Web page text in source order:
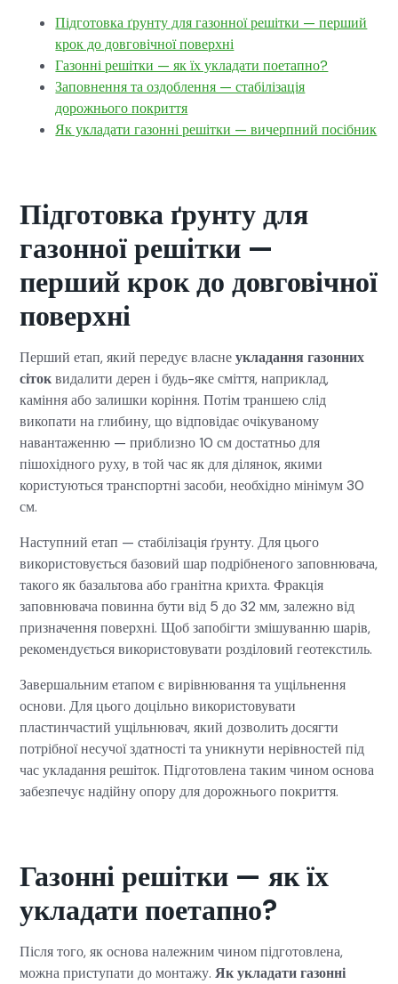
Підготовка ґрунту для газонної решітки — перший
крок до довговічної поверхні
Газонні решітки — як їх укладати поетапно?
Заповнення та оздоблення — стабілізація
дорожнього покриття
Як укладати газонні решітки — вичерпний посібник
Підготовка ґрунту для
газонної решітки —
перший крок до довговічної
поверхні
Перший етап, який передує власнеукладання газонних
сітоквидалити дерен і будь-яке сміття, наприклад,
каміння або залишки коріння. Потім траншею слід
викопати на глибину, що відповідає очікуваному
навантаженню — приблизно 10 см достатньо для
пішохідного руху, в той час як для ділянок, якими
користуються транспортні засоби, необхідно мінімум 30
см.
Наступний етап — стабілізація ґрунту. Для цього
використовується базовий шар подрібненого заповнювача,
такого як базальтова або гранітна крихта. Фракція
заповнювача повинна бути від 5 до 32 мм, залежно від
призначення поверхні. Щоб запобігти змішуванню шарів,
рекомендується використовувати розділовий геотекстиль.
Завершальним етапом є вирівнювання та ущільнення
основи. Для цього доцільно використовувати
пластинчастий ущільнювач, який дозволить досягти
потрібної несучої здатності та уникнути нерівностей під
час укладання решіток. Підготовлена таким чином основа
забезпечує надійну опору для дорожнього покриття.
Газонні решітки — як їх
укладати поетапно?
Після того, як основа належним чином підготовлена,
можна приступати до монтажу.Як укладати газонні